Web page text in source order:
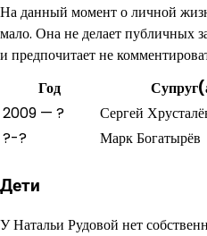
На данный момент о личной
мало. Она не делает публичных
и предпочитает не
Год
2009 — ?
Сергей
?-?
Марк Богатырёв
Дети
У Натальи Рудовой нет